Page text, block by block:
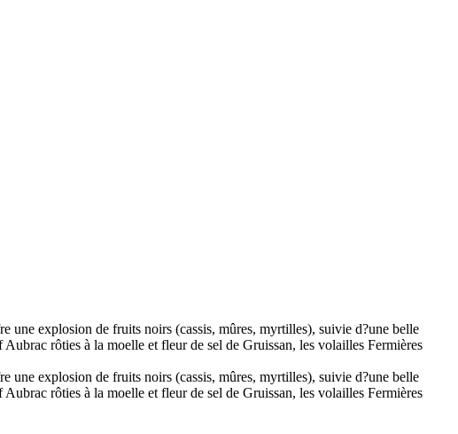
une explosion de fruits noirs (cassis, mûres, myrtilles), suivie d?une belle
rôties à la moelle et fleur de sel de Gruissan, les volailles Fermières
une explosion de fruits noirs (cassis, mûres, myrtilles), suivie d?une belle
rôties à la moelle et fleur de sel de Gruissan, les volailles Fermières